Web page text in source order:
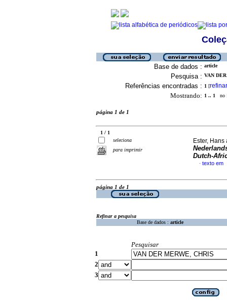
Base de dados : article
Pesquisa : VAN
Referências encontradas : 1 [refinar
Mostrando: 1 .. 1 no
página 1 de 1
1 / 1
seleciona
para imprimir
Ester,
Dutch-
· texto em
página 1 de 1
Refinar a pesquisa
Base de dados : article
Pesquisar
1
2
3